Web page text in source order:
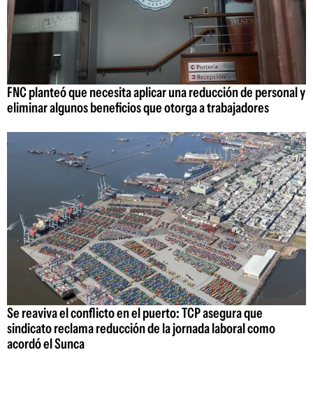
FNC planteó que necesita aplicar una reducción de personal y
eliminar algunos beneficios que otorga a trabajadores
Se reaviva el conflicto en el puerto: TCP asegura que
sindicato reclama reducción de la jornada laboral como
acordó el Sunca